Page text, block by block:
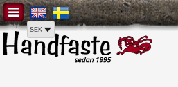
Hem/Smycken/Örhängen/
Smycken | Handfaste.se